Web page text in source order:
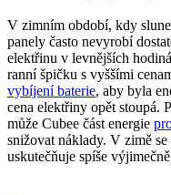
V zimním období, kdy
panely často nevyrobí
elektřinu v levnějších
ranní špičku s vyššími
vybíjení baterie, aby byla
cena elektřiny opět stoupá.
může Cubee část energie
snižovat náklady. V zimě
uskutečňuje spíše